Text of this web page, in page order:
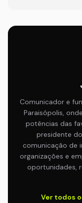
Comunicador e
Paraisópolis,
potências das
presidente
comunicação de
organizações e
oportunidades,
Ver todos